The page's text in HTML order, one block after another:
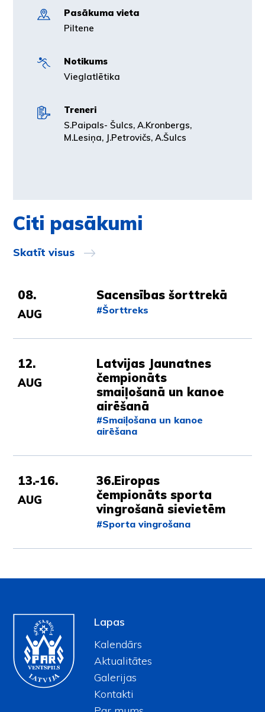
Pasākuma vieta
Piltene
Notikums
Vieglatlētika
Treneri
S.Paipals- Šulcs, A.Kronbergs,
M.Lesiņa, J.Petrovičs, A.Šulcs
Citi pasākumi
Skatīt visus
08.
AUG
Sacensības šorttrekā
#Šorttreks
12.
AUG
Latvijas Jaunatnes
čempionāts
smaiļošanā un kanoe
airēšanā
#Smaiļošana un kanoe
airēšana
13.-16.
AUG
36.Eiropas
čempionāts sporta
vingrošanā sievietēm
#Sporta vingrošana
Lapas
Kalendārs
Aktualitātes
Galerijas
Kontakti